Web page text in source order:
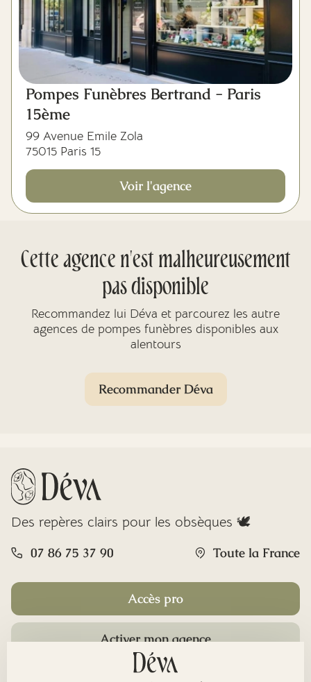
Pompes Funèbres Bertrand - Paris
15ème
99 Avenue Emile Zola
75015 Paris 15
Voir l'agence
Cette agence n'est malheureusement
pas disponible
Recommandez lui Déva et parcourez les autre
agences de pompes funèbres disponibles aux
alentours
Recommander Déva
Des repères clairs pour les obsèques 🕊️
07 86 75 37 90 Toute la France
Accès pro
Activer mon agence